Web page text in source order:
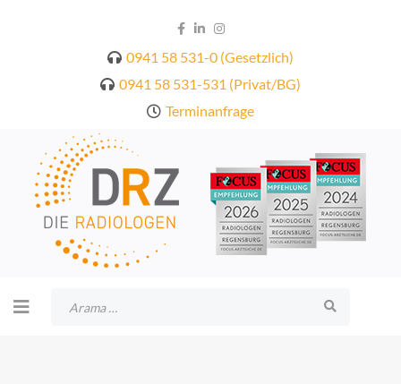
0941 58 531-0 (Gesetzlich)
0941 58 531-531 (Privat/BG)
Terminanfrage